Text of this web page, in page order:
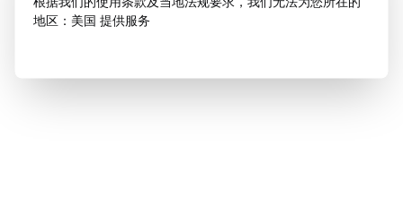
地区：美国 提供服务